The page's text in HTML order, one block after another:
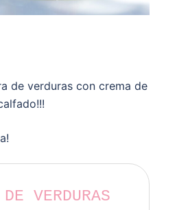
de verduras con crema de
VERDURAS